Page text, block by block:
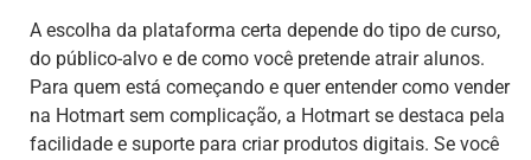
A escolha da plataforma certa depende do tipo de curso,
do público-alvo e de como você pretende atrair alunos.
Para quem está começando e quer entender como vender
na Hotmart sem complicação, a Hotmart se destaca pela
facilidade e suporte para criar produtos digitais. Se você